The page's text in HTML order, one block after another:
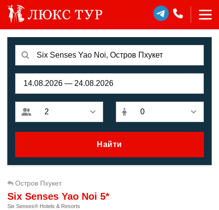
Найти
Остров Пхукет
Six Senses Yao Noi 5*
Six Senses® Hotels & Resorts